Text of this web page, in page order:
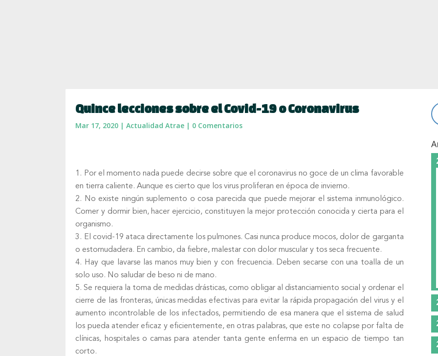
Quince lecciones sobre el Covid-19 o Coronavirus
Mar 17, 2020 |Actualidad Atrae | 0 Comentarios
Por el momento nada puede decirse sobre que el coronavirus no goce de un clima favorable
en tierra caliente. Aunque es cierto que los virus proliferan en época de invierno.
No existe ningún suplemento o cosa parecida que puede mejorar el sistema inmunológico.
Comer y dormir bien, hacer ejercicio, constituyen la mejor protección conocida y cierta para el
organismo.
El covid-19 ataca directamente los pulmones. Casi nunca produce mocos, dolor de garganta
o estornudadera. En cambio, da fiebre, malestar con dolor muscular y tos seca frecuente.
Hay que lavarse las manos muy bien y con frecuencia. Deben secarse con una toalla de un
solo uso. No saludar de beso ni de mano.
Se requiera la toma de medidas drásticas, como obligar al distanciamiento social y ordenar el
cierre de las fronteras, únicas medidas efectivas para evitar la rápida propagación del virus y el
aumento incontrolable de los infectados, permitiendo de esa manera que el sistema de salud
los pueda atender eficaz y eficientemente, en otras palabras, que este no colapse por falta de
clínicas, hospitales o camas para atender tanta gente enferma en un espacio de tiempo tan
corto.